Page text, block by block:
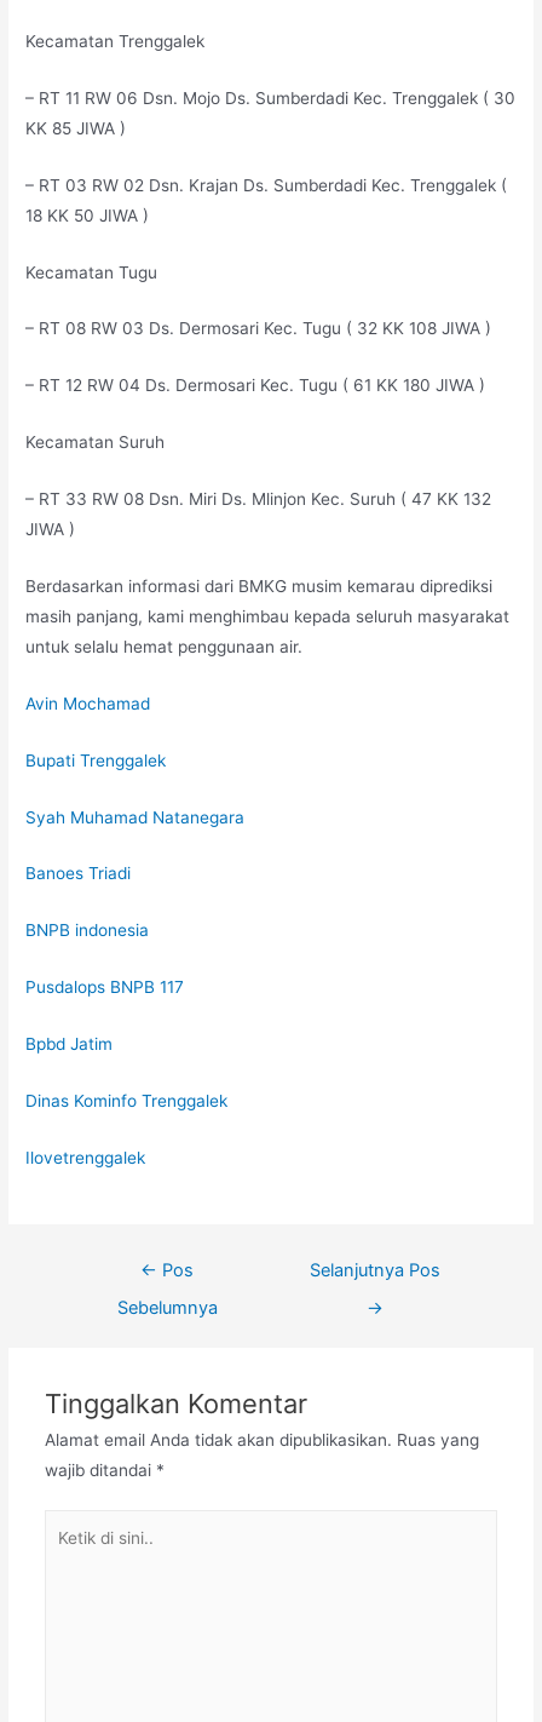
Kecamatan Trenggalek
– RT 11 RW 06 Dsn. Mojo Ds. Sumberdadi Kec. Trenggalek ( 30
KK 85 JIWA )
– RT 03 RW 02 Dsn. Krajan Ds. Sumberdadi Kec. Trenggalek (
18 KK 50 JIWA )
Kecamatan Tugu
– RT 08 RW 03 Ds. Dermosari Kec. Tugu ( 32 KK 108 JIWA )
– RT 12 RW 04 Ds. Dermosari Kec. Tugu ( 61 KK 180 JIWA )
Kecamatan Suruh
– RT 33 RW 08 Dsn. Miri Ds. Mlinjon Kec. Suruh ( 47 KK 132
JIWA )
Berdasarkan informasi dari BMKG musim kemarau diprediksi
masih panjang, kami menghimbau kepada seluruh masyarakat
untuk selalu hemat penggunaan air.
Avin Mochamad
Bupati Trenggalek
Syah Muhamad Natanegara
Banoes Triadi
BNPB indonesia
Pusdalops BNPB 117
Bpbd Jatim
Dinas Kominfo Trenggalek
Ilovetrenggalek
← Pos
Sebelumnya
Selanjutnya Pos
→
Tinggalkan Komentar
Alamat email Anda tidak akan dipublikasikan. Ruas yang
wajib ditandai *